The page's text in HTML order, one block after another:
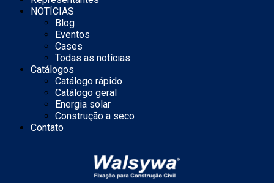
NOTÍCIAS
Blog
Eventos
Cases
Todas as notícias
Catálogos
Catálogo rápido
Catálogo geral
Energia solar
Construção a seco
Contato